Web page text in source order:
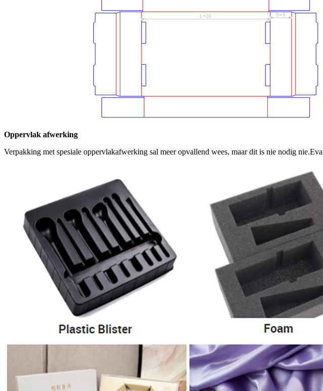
Oppervlak afwerking
Verpakking met spesiale oppervlakafwerking sal meer opvallend wees, maar dit is nie nodig